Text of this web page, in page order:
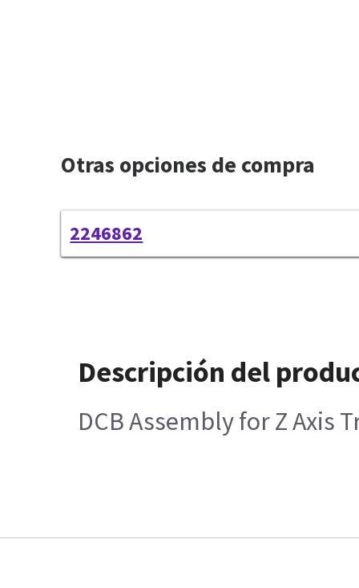
Otras opciones de compra
2246862
Descripción del
DCB Assembly for Z Axis